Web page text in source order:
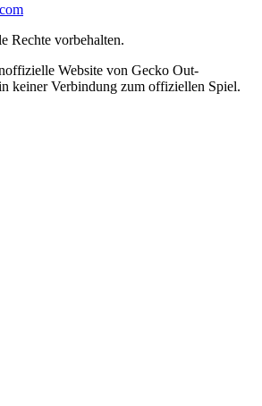
Rechte vorbehalten.
Website von Gecko Out-
keiner Verbindung zum offiziellen Spiel.